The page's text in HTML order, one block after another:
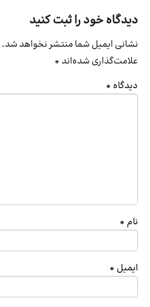
دیدگاه خود را ثبت کنید
نشانی ایمیل شما منتشر نخواهد شد.
علامت‌گذاری شده‌اند *
دیدگاه *
نام *
ایمیل *